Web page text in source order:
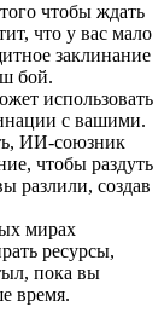
чтобы ждать
что у вас мало
заклинание
бой.
использовать
с вашими.
ИИ-союзник
чтобы раздуть
разлили, создав
мирах
ресурсы,
пока вы
время.